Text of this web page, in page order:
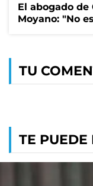
El abogado
Moyano: "No
TU
TE PUEDE